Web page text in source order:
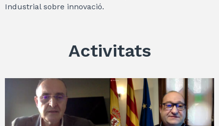
Industrial sobre innovació.
Activitats